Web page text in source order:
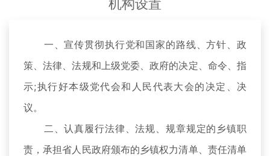
机构设置
一、宣传贯彻执行党和国家的路线、方针、政
策、法律、法规和上级党委、政府的决定、命令、指
示;执行好本级党代会和人民代表大会的决定、决
议。
二、认真履行法律、法规、规章规定的乡镇职
责，承担省人民政府颁布的乡镇权力清单、责任清单